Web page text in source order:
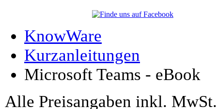
KnowWare
Kurzanleitungen
Microsoft Teams - eBook
Alle Preisangaben inkl.